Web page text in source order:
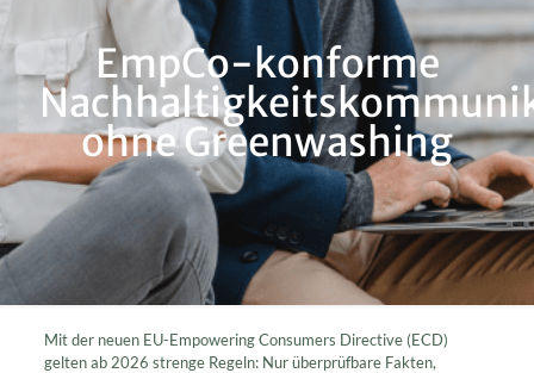
EmpCo-konforme
ohne Greenwashing
Mit der neuen EU-Empowering Consumers Directive (ECD)
gelten ab 2026 strenge Regeln: Nur überprüfbare Fakten,